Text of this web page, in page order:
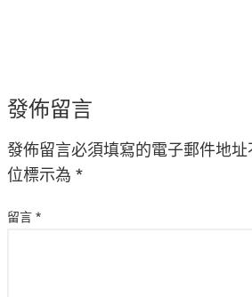
發佈留言
發佈留言必須填寫的電子郵件地址
位標示為 *
留言 *